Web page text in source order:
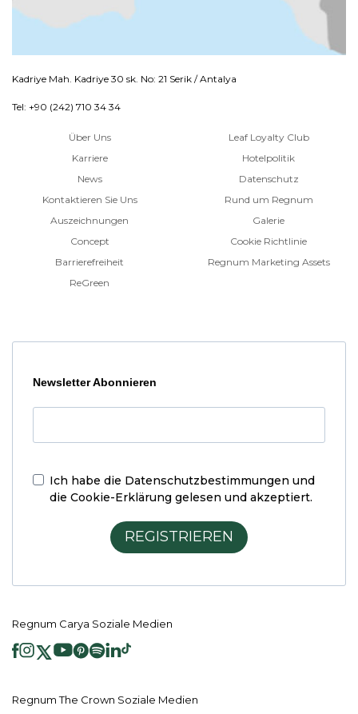
Kadriye Mah. Kadriye 30 sk. No: 21 Serik / Antalya
Tel: +90 (242) 710 34 34
Über Uns
Karriere
News
Kontaktieren Sie Uns
Auszeichnungen
Concept
Barrierefreiheit
ReGreen
Leaf Loyalty Club
Hotelpolitik
Datenschutz
Rund um Regnum
Galerie
Cookie Richtlinie
Regnum Marketing Assets
Newsletter Abonnieren
Ich habe die Datenschutzbestimmungen und
die Cookie-Erklärung gelesen und akzeptiert.
REGISTRIEREN
Regnum Carya Soziale Medien
Regnum The Crown Soziale Medien